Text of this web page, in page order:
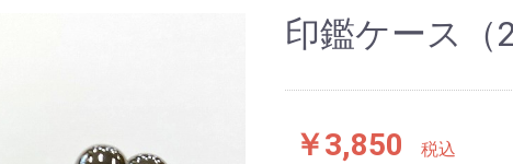
メンズ
レディース
かりゆしウェア
Tシャツ・ポロシャツ
帽子・マスク・ヘアバハンカチ/手ぬぐい
眼鏡ケース
ネックストラップ
ポーチ･ペンケース
しおり・ブックカバー
巾着袋
名刺入れ
印鑑ケース・キーケー
財布
ストラップ･お守り
その他の小物トートバッグ
ポシェット
リュック
バッグ・その他
着尺
帯
半幅
角帯
和装
印鑑ケース（
￥3,850 税込